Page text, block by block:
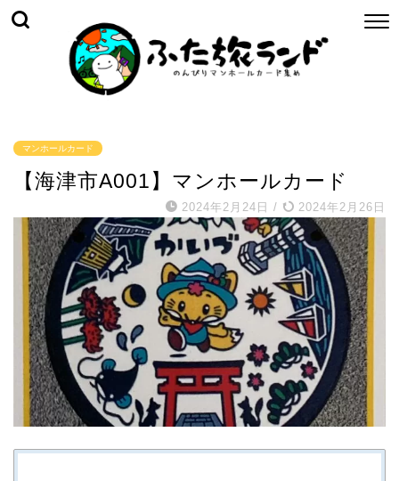
マンホールカード
【海津市A001】マンホールカード
2024年2月24日 / 2024年2月26日